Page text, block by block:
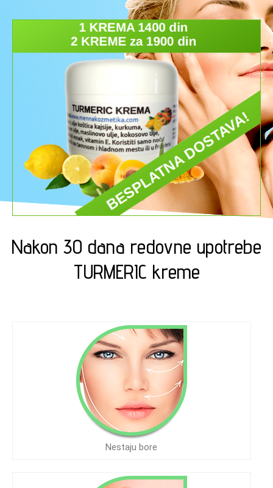
Nakon 30 dana redovne upotrebe
TURMERIC kreme
Nestaju bore